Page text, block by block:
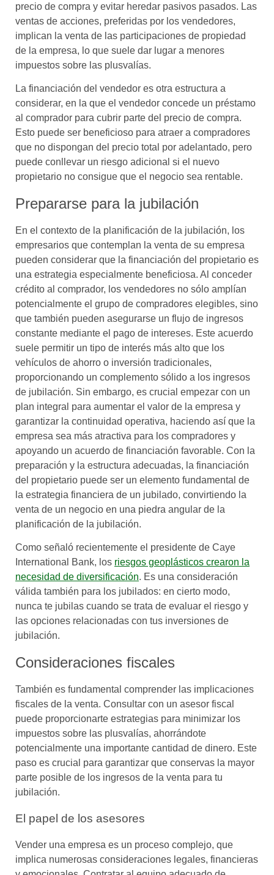
precio de compra y evitar heredar pasivos pasados. Las
ventas de acciones, preferidas por los vendedores,
implican la venta de las participaciones de propiedad
de la empresa, lo que suele dar lugar a menores
impuestos sobre las plusvalías.
La financiación del vendedor es otra estructura a
considerar, en la que el vendedor concede un préstamo
al comprador para cubrir parte del precio de compra.
Esto puede ser beneficioso para atraer a compradores
que no dispongan del precio total por adelantado, pero
puede conllevar un riesgo adicional si el nuevo
propietario no consigue que el negocio sea rentable.
Prepararse para la jubilación
En el contexto de la planificación de la jubilación, los
empresarios que contemplan la venta de su empresa
pueden considerar que la financiación del propietario es
una estrategia especialmente beneficiosa. Al conceder
crédito al comprador, los vendedores no sólo amplían
potencialmente el grupo de compradores elegibles, sino
que también pueden asegurarse un flujo de ingresos
constante mediante el pago de intereses. Este acuerdo
suele permitir un tipo de interés más alto que los
vehículos de ahorro o inversión tradicionales,
proporcionando un complemento sólido a los ingresos
de jubilación. Sin embargo, es crucial empezar con un
plan integral para aumentar el valor de la empresa y
garantizar la continuidad operativa, haciendo así que la
empresa sea más atractiva para los compradores y
apoyando un acuerdo de financiación favorable. Con la
preparación y la estructura adecuadas, la financiación
del propietario puede ser un elemento fundamental de
la estrategia financiera de un jubilado, convirtiendo la
venta de un negocio en una piedra angular de la
planificación de la jubilación.
Como señaló recientemente el presidente de Caye
International Bank, los riesgos geoplásticos crearon la
necesidad de diversificación. Es una consideración
válida también para los jubilados: en cierto modo,
nunca te jubilas cuando se trata de evaluar el riesgo y
las opciones relacionadas con tus inversiones de
jubilación.
Consideraciones fiscales
También es fundamental comprender las implicaciones
fiscales de la venta. Consultar con un asesor fiscal
puede proporcionarte estrategias para minimizar los
impuestos sobre las plusvalías, ahorrándote
potencialmente una importante cantidad de dinero. Este
paso es crucial para garantizar que conservas la mayor
parte posible de los ingresos de la venta para tu
jubilación.
El papel de los asesores
Vender una empresa es un proceso complejo, que
implica numerosas consideraciones legales, financieras